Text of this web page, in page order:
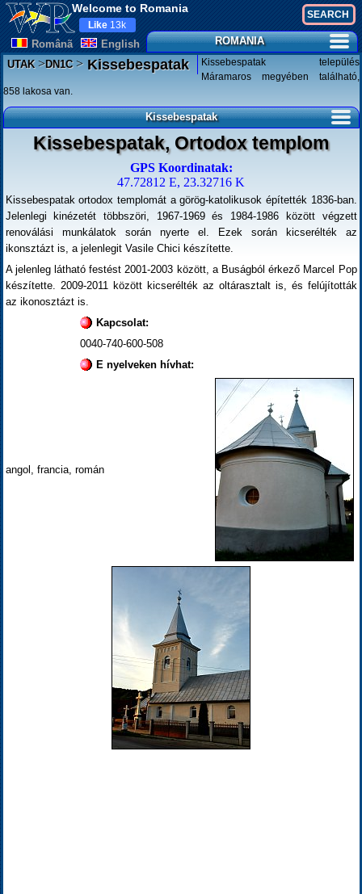
Welcome to Romania
Românã English
Like 13k
ROMANIA
UTAK>DN1C>Kissebespatak
Kissebespatak település
Máramaros megyében található,
858 lakosa van.
Kissebespatak
Kissebespatak, Ortodox templom
GPS Koordinatak:
47.72812 E, 23.32716 K
Kissebespatak ortodox templomát a görög-katolikusok építették 1836-ban.
Jelenlegi kinézetét többszöri, 1967-1969 és 1984-1986 között végzett
renoválási munkálatok során nyerte el. Ezek során kicserélték az
ikonsztázt is, a jelenlegit Vasile Chici készítette.
A jelenleg látható festést 2001-2003 között, a Buságból érkező Marcel Pop
készítette. 2009-2011 között kicserélték az oltárasztalt is, és felújították
az ikonosztázt is.
Kapcsolat:
0040-740-600-508
E nyelveken hívhat:
angol, francia, román